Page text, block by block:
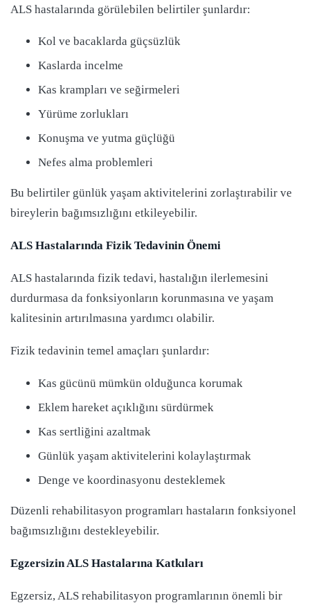
ALS hastalarında görülebilen belirtiler şunlardır:
Kol ve bacaklarda güçsüzlük
Kaslarda incelme
Kas krampları ve seğirmeleri
Yürüme zorlukları
Konuşma ve yutma güçlüğü
Nefes alma problemleri
Bu belirtiler günlük yaşam aktivitelerini zorlaştırabilir ve
bireylerin bağımsızlığını etkileyebilir.
ALS Hastalarında Fizik Tedavinin Önemi
ALS hastalarında fizik tedavi, hastalığın ilerlemesini
durdurmasa da fonksiyonların korunmasına ve yaşam
kalitesinin artırılmasına yardımcı olabilir.
Fizik tedavinin temel amaçları şunlardır:
Kas gücünü mümkün olduğunca korumak
Eklem hareket açıklığını sürdürmek
Kas sertliğini azaltmak
Günlük yaşam aktivitelerini kolaylaştırmak
Denge ve koordinasyonu desteklemek
Düzenli rehabilitasyon programları hastaların fonksiyonel
bağımsızlığını destekleyebilir.
Egzersizin ALS Hastalarına Katkıları
Egzersiz, ALS rehabilitasyon programlarının önemli bir